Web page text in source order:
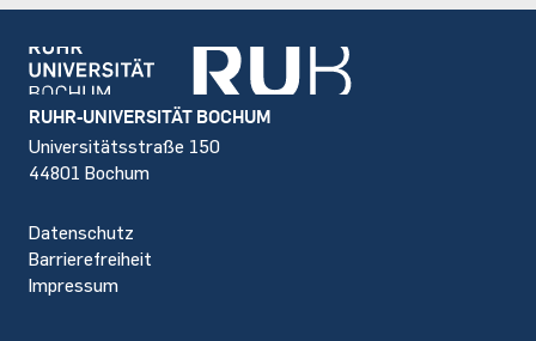
Footer
RUHR-UNIVERSITÄT BOCHUM
Universitätsstraße 150
44801 Bochum
Datenschutz
Barrierefreiheit
Impressum